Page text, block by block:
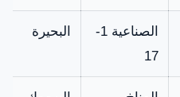
الصناعية 1-
17
البحيرة